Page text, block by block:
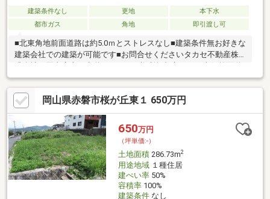
建築条件なし 更地
本下水
都市ガス
角地 即引渡し可
■北東角地前面道路は約5.0ｍとストレスなし■建築条件無お好きな
建築会社での建築が可能です■お問合せくださいタカセ不動産株
路配管口径50ｍｍ（敷地内引込無）
岡山県赤磐市桜が丘東１ 650万円
650万円
（坪単価:-）
土地面積286.73m2
用途地域１種住居
建ぺい率50%
容積率100%
建築条件なし